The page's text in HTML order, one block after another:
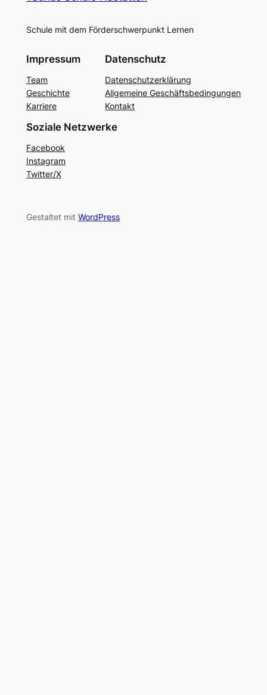
Schule mit dem Förderschwerpunkt Lernen
Impressum
Team
Geschichte
Karriere
Datenschutz
Datenschutzerklärung
Allgemeine Geschäftsbedingungen
Kontakt
Soziale Netzwerke
Facebook
Instagram
Twitter/X
Gestaltet mit WordPress